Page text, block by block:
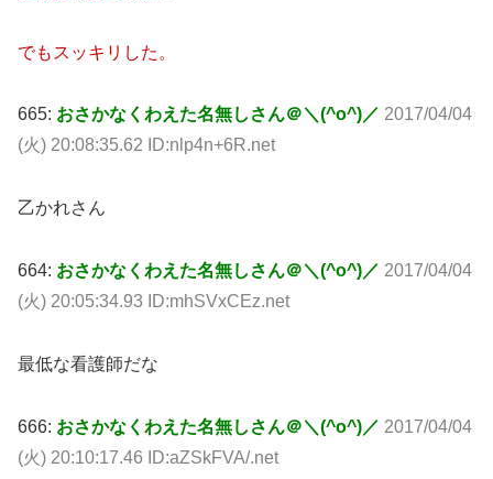
でもスッキリした。
665: おさかなくわえた名無しさん＠＼(^o^)／ 2017/04/04
(火) 20:08:35.62 ID:nlp4n+6R.net
乙かれさん
664: おさかなくわえた名無しさん＠＼(^o^)／ 2017/04/04
(火) 20:05:34.93 ID:mhSVxCEz.net
最低な看護師だな
666: おさかなくわえた名無しさん＠＼(^o^)／ 2017/04/04
(火) 20:10:17.46 ID:aZSkFVA/.net